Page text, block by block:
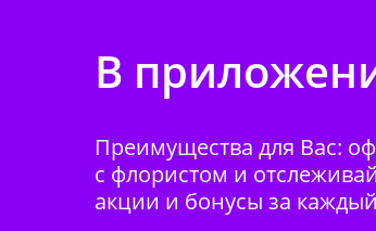
В
Преимущества для Вас:
с флористом и
акции и бонусы за